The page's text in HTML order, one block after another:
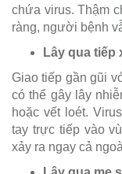
chứa virus. Thậm
ràng, người bệnh
Lây qua tiếp
Giao tiếp gần gũi
có thể gây lây
hoặc vết loét.
tay trực tiếp vào
xảy ra ngay cả